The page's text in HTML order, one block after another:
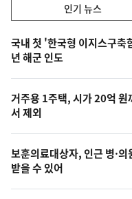
기,
최
신,
오
늘
의
영
상
인기 뉴스
기
뉴
스
국내 첫 '한국형 이지스구
년 해군 인도
거주용 1주택, 시가 20억 원
서 제외
보훈의료대상자, 인근 병·의
받을 수 있어